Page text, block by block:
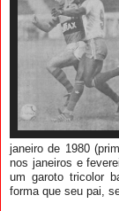
janeiro de 1980
nos janeiros e
um garoto tricolor
forma que seu pai,